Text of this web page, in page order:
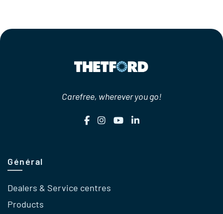
Carefree, wherever you go!
Général
Dealers & Service centres
Products